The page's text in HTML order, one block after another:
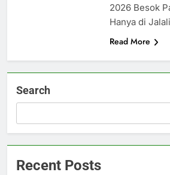
2026 Besok
Hanya di
Read More
Search
Recent Posts